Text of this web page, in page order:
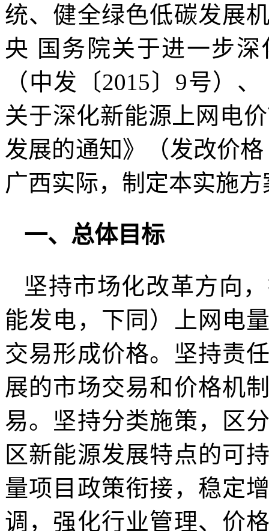
统、健全绿色低碳发展
央 国务院关于进一步
（中发〔2015〕9号）
关于深化新能源上网电
发展的通知》（发改价
广西实际，制定本实施方
一、总体目标
坚持市场化改革方向
能发电，下同）上网电
交易形成价格。坚持责
展的市场交易和价格机
易。坚持分类施策，区
区新能源发展特点的可
量项目政策衔接，稳定
调，强化行业管理、价